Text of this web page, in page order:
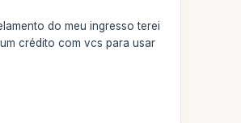
do meu ingresso terei
crédito com vcs para usar